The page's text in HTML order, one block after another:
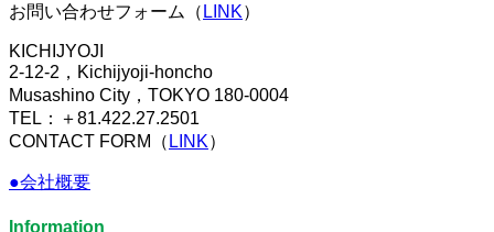
お問い合わせフォーム（ LINK）
KICHIJYOJI
2-12-2，Kichijyoji-honcho
Musashino City，TOKYO 180-0004
TEL：＋81.422.27.2501
CONTACT FORM（ LINK）
●会社概要
Information